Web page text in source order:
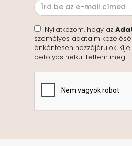
Nyilatkozom, hogy az
személyes adataim
önkéntesen hozzájárulok.
befolyás nélkül tettem meg.